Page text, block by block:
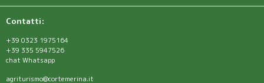
Contatti:
+39 0323 1975164
+39 335 5947526
chat Whatsapp
agriturismo@cortemerina.it